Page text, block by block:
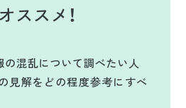
オススメ！
の混乱について調べたい人
見解をどの程度参考にすべ